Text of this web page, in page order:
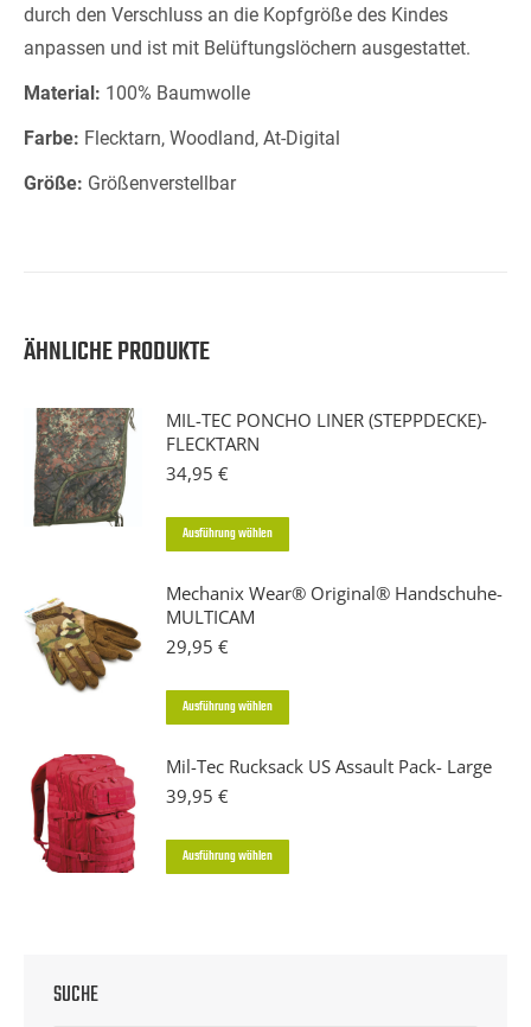
durch den Verschluss an die Kopfgröße des Kindes
anpassen und ist mit Belüftungslöchern ausgestattet.
Material: 100% Baumwolle
Farbe: Flecktarn, Woodland, At-Digital
Größe: Größenverstellbar
ÄHNLICHE PRODUKTE
MIL-TEC PONCHO LINER (STEPPDECKE)-
FLECKTARN
34,95 €
Ausführung wählen
weist
auf.
Die
Optionen
Mechanix Wear® Original® Handschuhe-
MULTICAM
29,95 €
Ausführung wählen
weist
Varianten
auf.
Mil-Tec Rucksack US Assault Pack- Large
39,95 €
Ausführung wählen
SUCHE